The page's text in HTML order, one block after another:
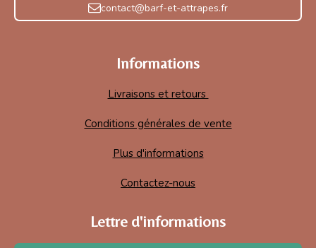
contact@barf-et-attrapes.fr
Informations
Livraisons et retours
Conditions générales de vente
Plus d'informations
Contactez-nous
Lettre d'informations